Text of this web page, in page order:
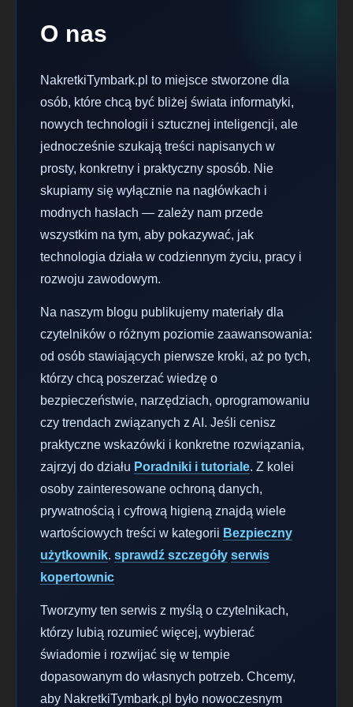
O nas
NakretkiTymbark.pl to miejsce stworzone dla
osób, które chcą być bliżej świata informatyki,
nowych technologii i sztucznej inteligencji, ale
jednocześnie szukają treści napisanych w
prosty, konkretny i praktyczny sposób. Nie
skupiamy się wyłącznie na nagłówkach i
modnych hasłach — zależy nam przede
wszystkim na tym, aby pokazywać, jak
technologia działa w codziennym życiu, pracy i
rozwoju zawodowym.
Na naszym blogu publikujemy materiały dla
czytelników o różnym poziomie zaawansowania:
od osób stawiających pierwsze kroki, aż po tych,
którzy chcą poszerzać wiedzę o
bezpieczeństwie, narzędziach, oprogramowaniu
czy trendach związanych z AI. Jeśli cenisz
praktyczne wskazówki i konkretne rozwiązania,
zajrzyj do działu Poradniki i tutoriale. Z kolei
osoby zainteresowane ochroną danych,
prywatnością i cyfrową higieną znajdą wiele
wartościowych treści w kategorii Bezpieczny
użytkownik. sprawdź szczegóły serwis
kopertownic
Tworzymy ten serwis z myślą o czytelnikach,
którzy lubią rozumieć więcej, wybierać
świadomie i rozwijać się w tempie
dopasowanym do własnych potrzeb. Chcemy,
aby NakretkiTymbark.pl było nowoczesnym